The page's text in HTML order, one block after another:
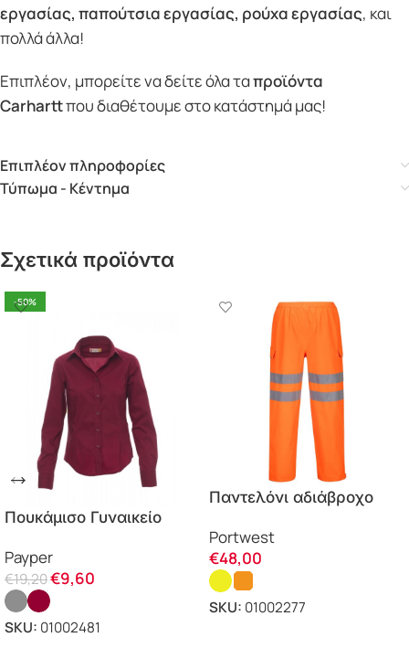
εργασίας, παπούτσια εργασίας, ρούχα εργασίας, και
πολλά άλλα!
Επιπλέον, μπορείτε να δείτε όλα ταπροϊόντα
Carharttπου διαθέτουμε στο κατάστημά μας!
Επιπλέον πληροφορίες
Τύπωμα - Κέντημα
Σχετικά προϊόντα
-50%
Πουκάμισο Γυναικείο
Payper
€19,20€9,60
SKU: 01002481
Παντελόνι αδιάβροχο
Portwest
Portwest
€48,00
SKU: 01002277